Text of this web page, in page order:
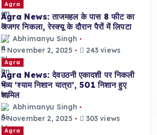
Agra
Agra News: ताजमहल के पास 8 फीट का
अजगर निकला, रेस्क्यू के दौरान पैरों में लिपटा
Abhimanyu Singh
November 2, 2025
243 views
Agra
Agra News: देवउठनी एकादशी पर निकली
भव्य ‘श्याम निशान यात्रा’, 501 निशान हुए
शामिल
Abhimanyu Singh
November 2, 2025
303 views
Agra